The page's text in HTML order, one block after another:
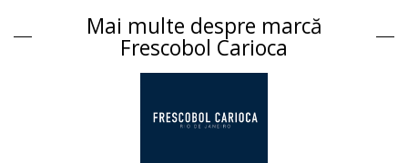
Informaţii produs
Departamentul: Unisex, Beach Bat Case
Ambalajul include: 1 x Beach Bat Case (Nu sunt incluse alte
EAN: Mărime unică (5056192053640)
Mai multe despre marcă
Frescobol Carioca